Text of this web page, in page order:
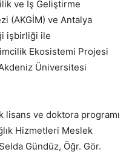
ve İş Geliştirme
(AKGİM) ve Antalya
işbirliği ile
Ekosistemi Projesi
Üniversitesi
lisans ve doktora programı
Hizmetleri Meslek
Gündüz, Öğr. Gör.